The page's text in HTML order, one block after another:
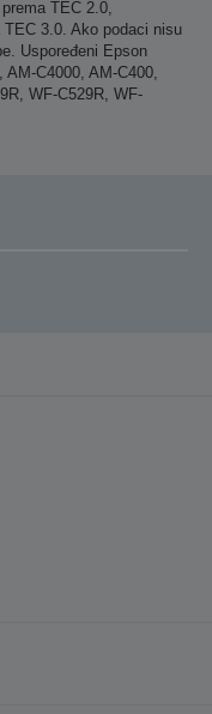
TEC 2.0,
3.0. Ako podaci nisu
Uspoređeni Epson
AM-C4000, AM-C400,
WF-C529R, WF-